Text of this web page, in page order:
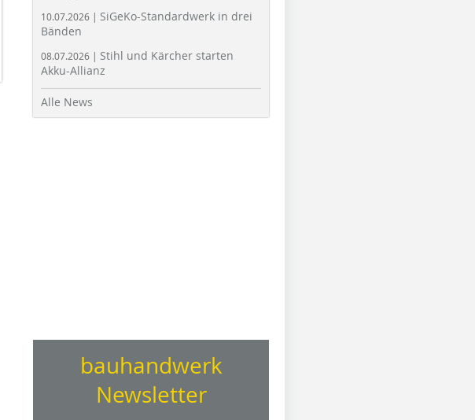
10.07.2026 | SiGeKo-Standardwerk in drei
Bänden
08.07.2026 | Stihl und Kärcher starten
Akku-Allianz
Alle News
bauhandwerk
Newsletter